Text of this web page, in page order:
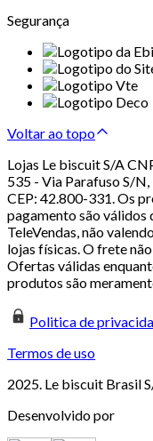
Segurança
Voltar ao topo
Lojas Le biscuit S/A
535 - Via Parafuso S/
CEP: 42.800-331. Os
pagamento são válidos
TeleVendas, não
lojas físicas. O frete
Ofertas válidas
produtos são
Politica de
Termos de uso
2025. Le biscuit Brasil
Desenvolvido por